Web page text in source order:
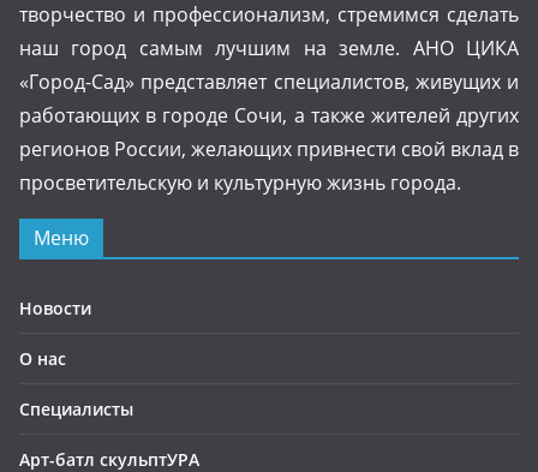
творчество и профессионализм, стремимся сделать
наш город самым лучшим на земле. АНО ЦИКА
«Город-Сад» представляет специалистов, живущих и
работающих в городе Сочи, а также жителей других
регионов России, желающих привнести свой вклад в
просветительскую и культурную жизнь города.
Меню
Новости
О нас
Специалисты
Арт-батл скульптУРА